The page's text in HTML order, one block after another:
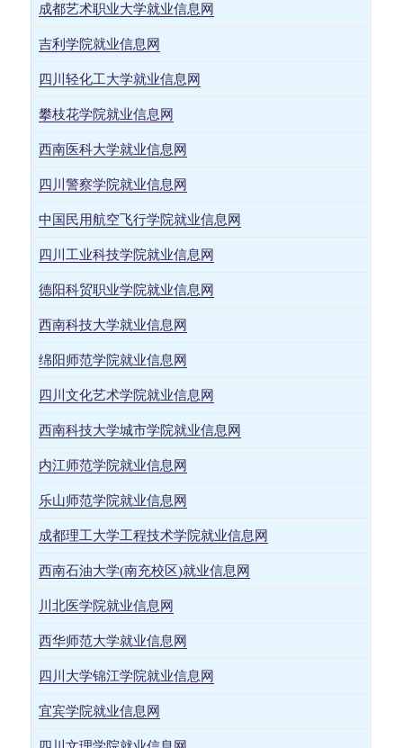
成都艺术职业大学就业信息网
吉利学院就业信息网
四川轻化工大学就业信息网
攀枝花学院就业信息网
西南医科大学就业信息网
四川警察学院就业信息网
中国民用航空飞行学院就业信息网
四川工业科技学院就业信息网
德阳科贸职业学院就业信息网
西南科技大学就业信息网
绵阳师范学院就业信息网
四川文化艺术学院就业信息网
西南科技大学城市学院就业信息网
内江师范学院就业信息网
乐山师范学院就业信息网
成都理工大学工程技术学院就业信息网
西南石油大学(南充校区)就业信息网
川北医学院就业信息网
西华师范大学就业信息网
四川大学锦江学院就业信息网
宜宾学院就业信息网